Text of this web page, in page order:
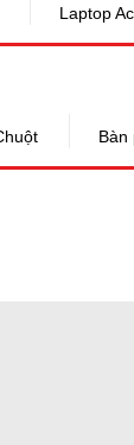
Laptop
Bàn